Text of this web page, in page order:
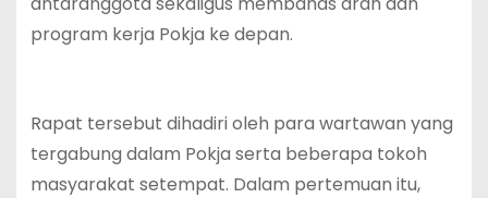
program kerja Pokja ke depan.
Rapat tersebut dihadiri oleh para wartawan yang
tergabung dalam Pokja serta beberapa tokoh
masyarakat setempat. Dalam pertemuan itu,